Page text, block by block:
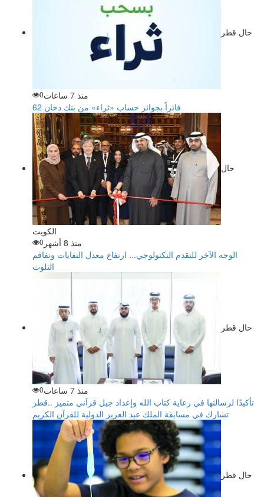
حال قطر
منذ 7 ساعات 0
62 فائزاً بجوائز حساب «ثراء» من بنك دخان
حال
الكويت
منذ 8 أشهر
0
الوجه الآخر للتقدم التكنولوجي... ارتفاع معدل النفايات وتفاقم
التلوث
حال قطر
منذ 7 ساعات 0
تأكيدًا لرسالتها في رعاية كتاب الله وإعداد جيل قرآني متميز ..قطر
تشارك في مسابقة الملك عبد العزيز الدولية للقرآن الكريم
حال قطر